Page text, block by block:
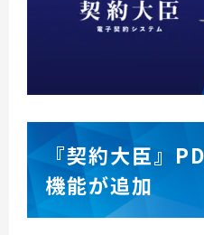
『契約大臣』
機能が追加